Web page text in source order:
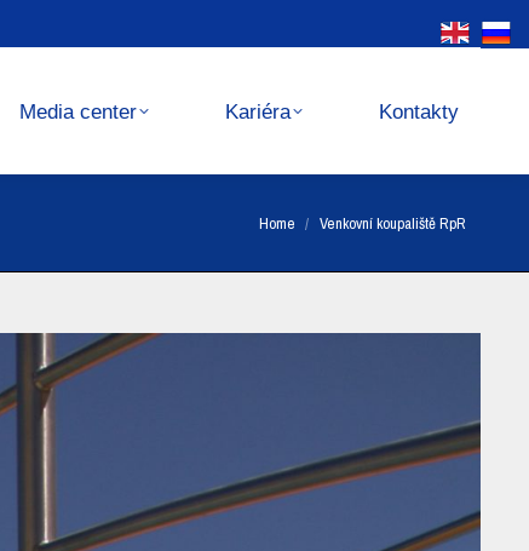
Media center Kariéra Kontakty
You are here:
Home Venkovní koupaliště RpR